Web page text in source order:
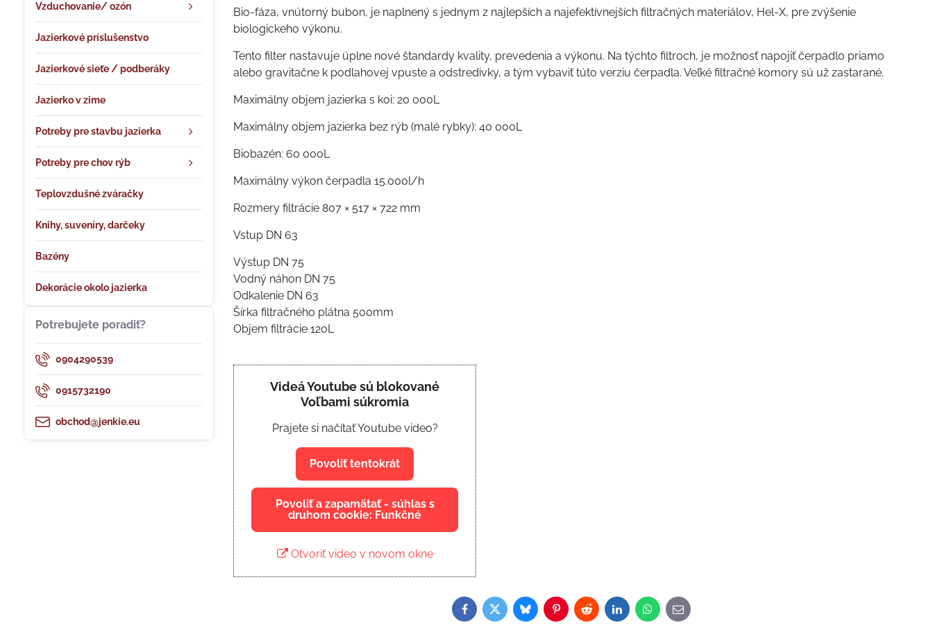
Bio-fáza, vnútorný bubon, je naplnený s jednym z najlepších a najefektívnejších filtračných materiálov, Hel-X, pre zvýšenie
biologickeho výkonu.
Tento filter nastavuje úplne nové štandardy kvality, prevedenia a výkonu. Na týchto filtroch, je možnosť napojiť čerpadlo priamo
alebo gravitačne k podlahovej vpuste a odstredivky, a tým vybaviť túto verziu čerpadla. Veľké filtračné komory sú už zastarané.
Maximálny objem jazierka s koi: 20 000L
Maximálny objem jazierka bez rýb (malé rybky): 40 000L
Biobazén: 60 000L
Maximálny výkon čerpadla 15.000l/h
Rozmery filtrácie 807 × 517 × 722 mm
Vstup DN 63
Výstup DN 75
Vodný náhon DN 75
Odkalenie DN 63
Šírka filtračného plátna 500mm
Objem filtrácie 120L
Videá Youtube sú blokované
Voľbami súkromia
Prajete si načítať Youtube video?
Povoliť tentokrát
Povoliť a zapamätať - súhlas s
druhom cookie: Funkčné
Otvoriť video v novom okne
Facebook
TwitterBlueskyPinterestRedditLinkedInWhatsApp
E-
mail
Vzduchovanie/ ozón
Jazierkové príslušenstvo
Jazierkové sieťe / podberáky
Jazierko v zime
Potreby pre stavbu jazierka
Potreby pre chov rýb
Teplovzdušné zváračky
Knihy, suveníry, darčeky
Bazény
Dekorácie okolo jazierka
Potrebujete poradiť?
0904290539
0915732190
obchod@jenkie.eu